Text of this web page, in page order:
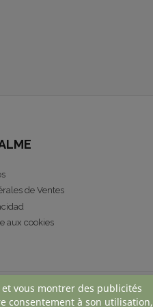
de Ventes
aux cookies
vous montrer des publicités
consentement à son utilisation,